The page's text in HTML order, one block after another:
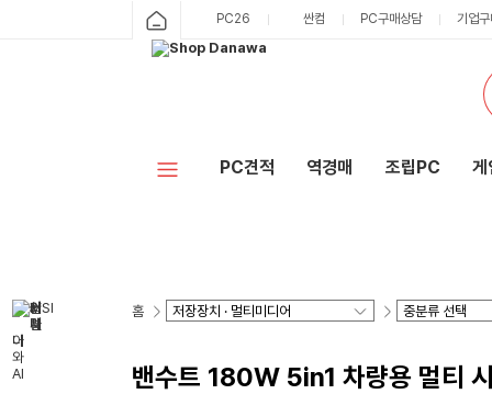
PC26 싼컴 PC구매상담 기업
PC견적 역경매 조립PC 게
홈
밴수트 180W 5in1 차량용 멀티